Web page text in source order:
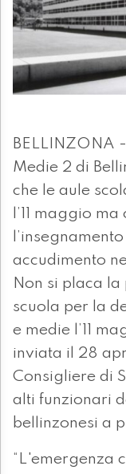
BELLINZONA
Medie 2 di
che le aule
l’11 maggio
accudimento
Non si placa
scuola per la
e medie l’11
inviata il 28
Consigliere di
alti funzionari
bellinzonesi a
“L'emergenza